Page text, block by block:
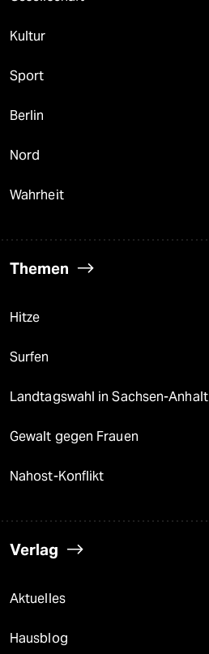
Kultur
Sport
Berlin
Nord
Wahrheit
Themen
Hitze
Surfen
Landtagswahl in Sachsen-Anhalt
Gewalt gegen Frauen
Nahost-Konflikt
Verlag
Aktuelles
Hausblog